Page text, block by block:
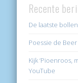
Recente
De laatste
Poessie de
Kijk ‘Pioenroos,
YouTube